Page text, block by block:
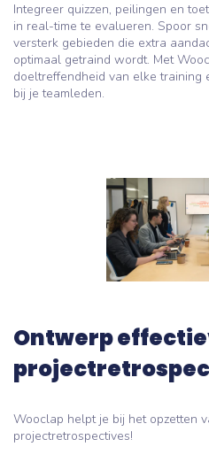
Integreer quizzen, peilingen en
in real-time te evalueren. Spoor
versterk gebieden die extra
optimaal getraind wordt. Met
doeltreffendheid van elke training
bij je teamleden.
Ontwerp
Wooclap helpt je bij het opzetten
projectretrospectives!